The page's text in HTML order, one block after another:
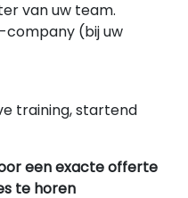
van uw team.
company (bij uw
training, startend
een exacte offerte
te horen